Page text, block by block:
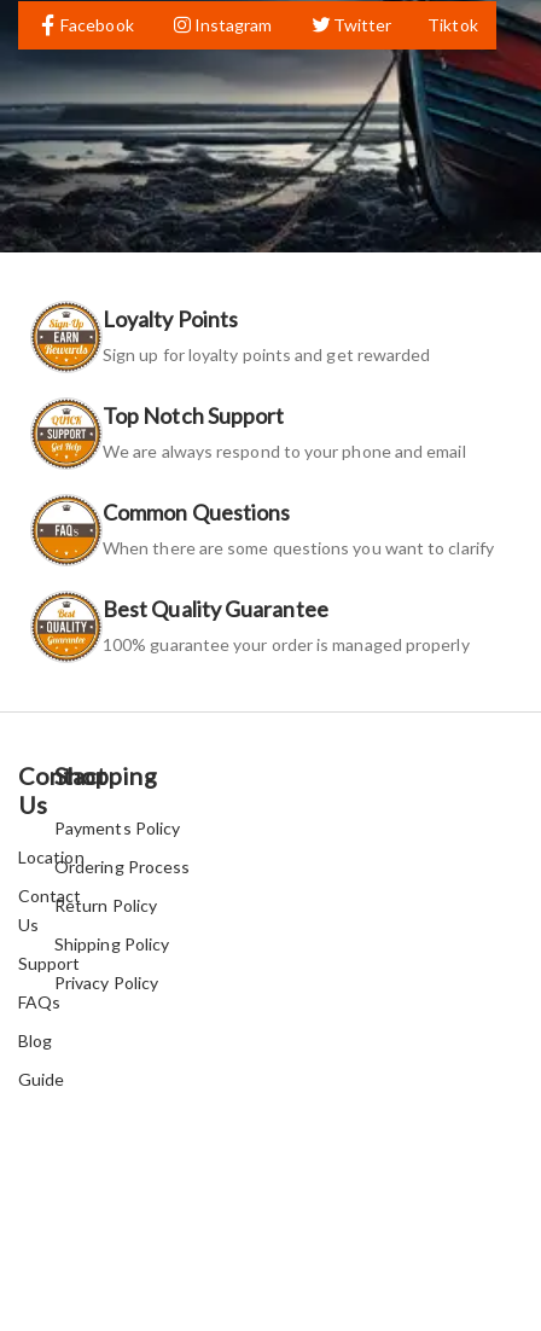
Facebook
Instagram Twitter Tiktok
Loyalty Points
Sign up for loyalty points and get rewarded
Top Notch Support
We are always respond to your phone and email
Common Questions
When there are some questions you want to clarify
Best Quality Guarantee
100% guarantee your order is managed properly
Contact
Us
Location
Contact
Us
Support
FAQs
Blog
Guide
Shopping
Payments Policy
Ordering Process
Return Policy
Shipping Policy
Privacy Policy